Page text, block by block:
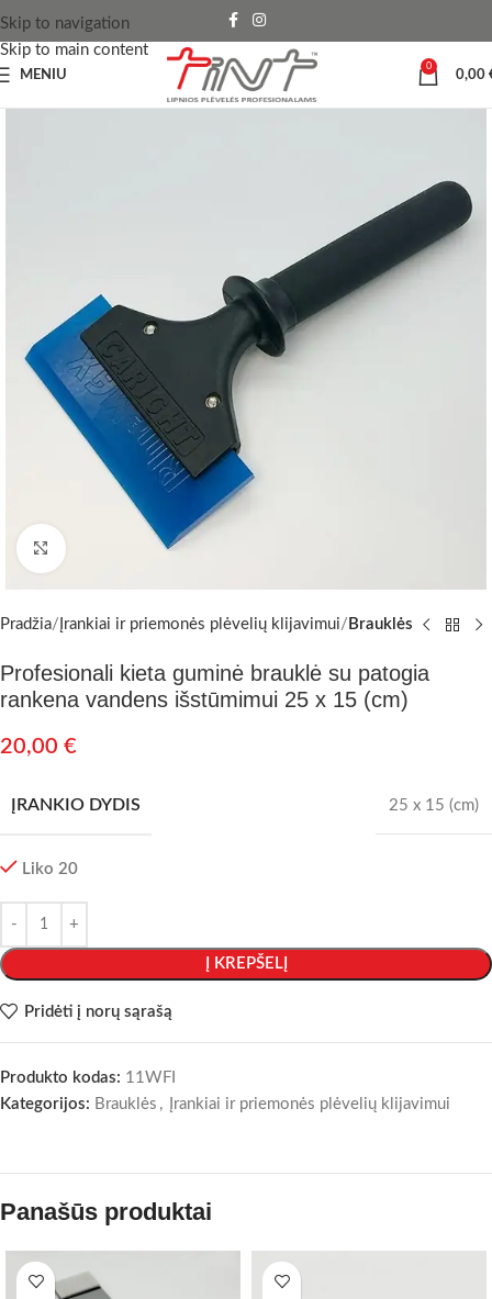
Skip to navigation
Skip to main content
MENIU
0
0,00
Padidinti nuotrauką
Pradžia Įrankiai ir priemonės plėvelių klijavimui Brauklės
Profesionali kieta guminė brauklė su patogia
rankena vandens išstūmimui 25 x 15 (cm)
20,00 €
ĮRANKIO DYDIS 25 x 15 (cm)
Liko 20
Į KREPŠELĮ
Pridėti į norų sąrašą
Produkto kodas: 11WFI
Kategorijos: Brauklės , Įrankiai ir priemonės plėvelių klijavimui
Panašūs produktai